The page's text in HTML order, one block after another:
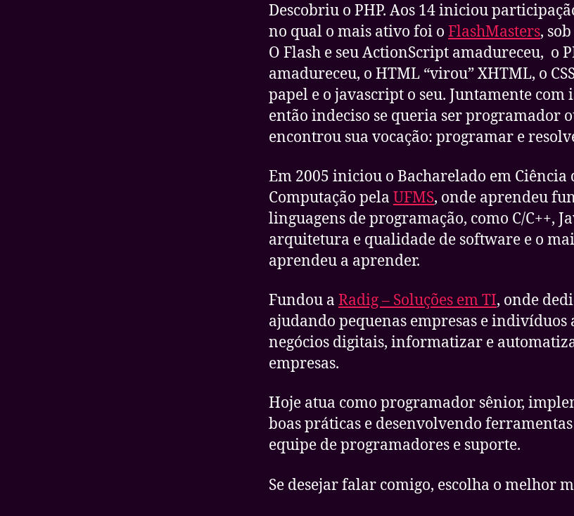
Descobriu o PHP. Aos 14 iniciou
no qual o mais ativo foi o FlashMasters,
O Flash e seu ActionScript amadureceu, o
amadureceu, o HTML “virou” XHTML, o
papel e o javascript o seu. Juntamente com
então indeciso se queria ser programador
encontrou sua vocação: programar e
Em 2005 iniciou o Bacharelado em Ciência
Computação pela UFMS, onde aprendeu
linguagens de programação, como C/C++,
arquitetura e qualidade de software e o
aprendeu a aprender.
Fundou a Radig – Soluções em TI, onde
ajudando pequenas empresas e indivíduos
negócios digitais, informatizar e
empresas.
Hoje atua como programador sênior,
boas práticas e desenvolvendo
equipe de programadores e suporte.
Se desejar falar comigo, escolha o melhor